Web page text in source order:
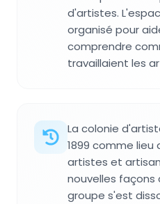
d'artistes.
organisé pour
comprendre
travaillaient les
La colonie
1899 comme lieu
artistes et
nouvelles façons
groupe s'est